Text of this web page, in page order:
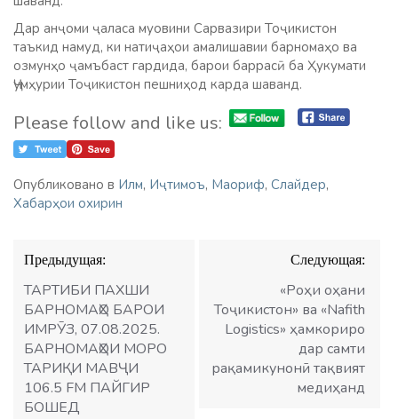
Дар анҷоми ҷаласа муовини Сарвазири Тоҷикистон
таъкид намуд, ки натиҷаҳои амалишавии барномаҳо ва
озмунҳо ҷамъбаст гардида, барои баррасӣ ба Ҳукумати
Ҷумҳурии Тоҷикистон пешниҳод карда шаванд.
Please follow and like us:
Опубликовано в Илм, Иҷтимоъ, Маориф, Слайдер,
Хабарҳои охирин
Навигация
по
записям
Предыдущая:
ТАРТИБИ ПАХШИ
БАРНОМАҲО БАРОИ
ИМРӮЗ, 07.08.2025.
БАРНОМАҲОИ МОРО
ТАРИҚИ МАВҶИ
106.5 FM ПАЙГИР
БОШЕД
Следующая:
«Роҳи оҳани
Тоҷикистон» ва «Nafith
Logistics» ҳамкориро
дар самти
рақамикунонӣ тақвият
медиҳанд